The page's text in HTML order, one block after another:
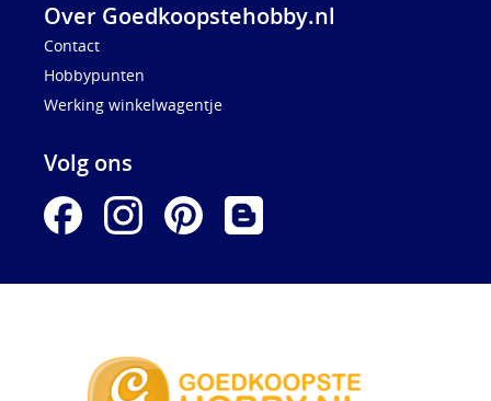
Over Goedkoopstehobby.nl
Contact
Hobbypunten
Werking winkelwagentje
Volg ons